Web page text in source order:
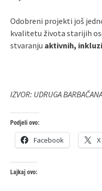
Odobreni projekti još
kvalitetu života starijih
stvaranju aktivnih,
IZVOR: UDRUGA
Podjeli ovo:
Facebook X
Lajkaj ovo: